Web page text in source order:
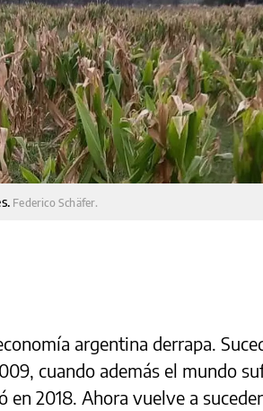
Federico Schäfer.
argentina derrapa.
cuando además el mundo
en 2018. Ahora vuelve a